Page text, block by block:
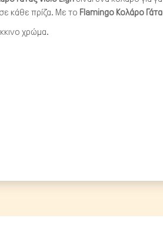
κάθε πρίζα. Με το Flamingo Κολάρο
χρώμα.